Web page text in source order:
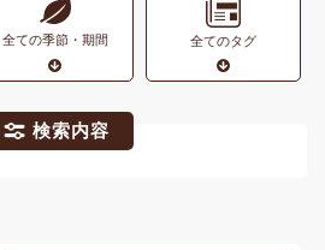
全ての季節・期間 全てのタグ
検索内容